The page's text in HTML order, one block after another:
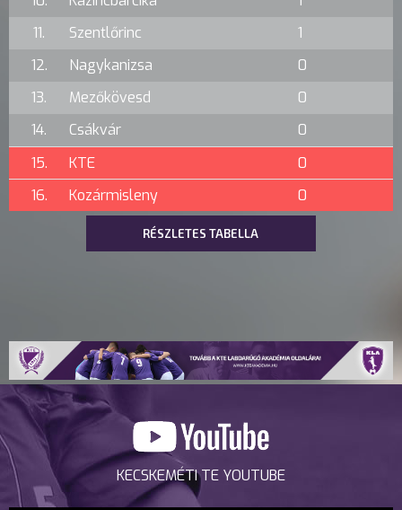
11.
Szentlőrinc
1
12.
Nagykanizsa
0
13.
Mezőkövesd
0
14.
Csákvár
0
15.
KTE
0
16.
Kozármisleny 0
RÉSZLETES TABELLA
KECSKEMÉTI TE YOUTUBE